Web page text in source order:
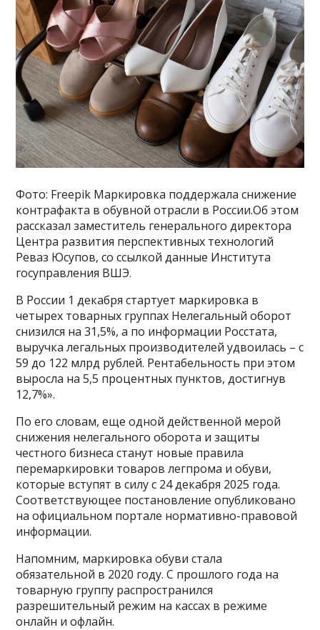
Фото: Freepik Маркировка поддержала снижение
контрафакта в обувной отрасли в России.Об этом
рассказал заместитель генерального директора
Центра развития перспективных технологий
Реваз Юсупов, со ссылкой данные Института
госуправления ВШЭ.
В России 1 декабря стартует маркировка в
четырех товарных группах Нелегальный оборот
снизился на 31,5%, а по информации Росстата,
выручка легальных производителей удвоилась – с
59 до 122 млрд рублей. Рентабельность при этом
выросла на 5,5 процентных пунктов, достигнув
12,7%».
По его словам, еще одной действенной мерой
снижения нелегального оборота и защиты
честного бизнеса станут новые правила
перемаркировки товаров легпрома и обуви,
которые вступят в силу с 24 декабря 2025 года.
Соответствующее постановление опубликовано
на официальном портале нормативно-правовой
информации.
Напомним, маркировка обуви стала
обязательной в 2020 году. С прошлого года на
товарную группу распространился
разрешительный режим на кассах в режиме
онлайн и офлайн.